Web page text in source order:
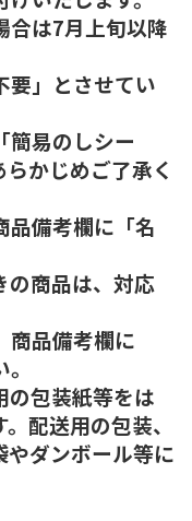
は7月上旬以降
」とさせてい
易のしシー
かじめご了承く
備考欄に「名
商品は、対応
品備考欄に
包装紙等をは
配送用の包装、
やダンボール等に